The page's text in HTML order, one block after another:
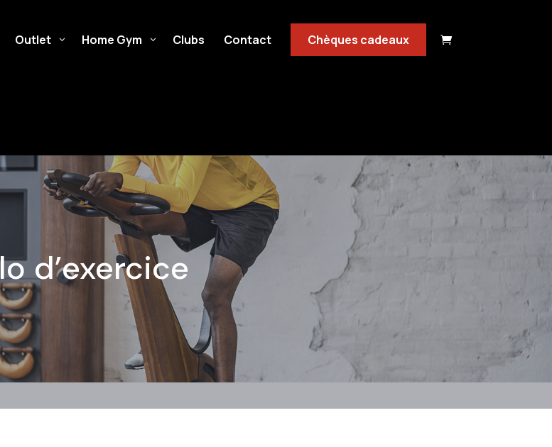
Outlet Home Gym Clubs Contact Chèques cadeaux 
d’exercice